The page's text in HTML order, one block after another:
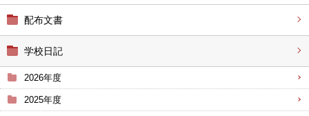
配布文書
学校日記
2026年度
2025年度